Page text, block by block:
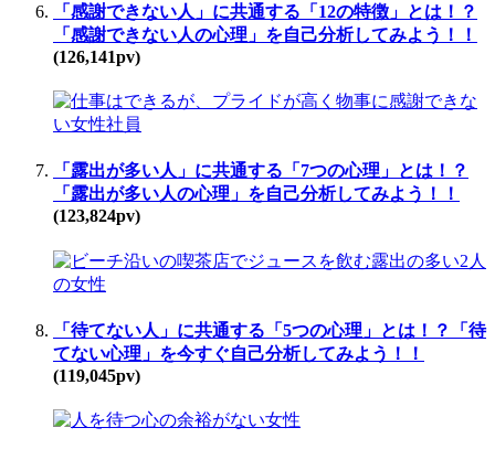
「感謝できない人」に共通する「12の特徴」とは！？
「感謝できない人の心理」を自己分析してみよう！！
(126,141pv)
「露出が多い人」に共通する「7つの心理」とは！？
「露出が多い人の心理」を自己分析してみよう！！
(123,824pv)
「待てない人」に共通する「5つの心理」とは！？「待
てない心理」を今すぐ自己分析してみよう！！
(119,045pv)